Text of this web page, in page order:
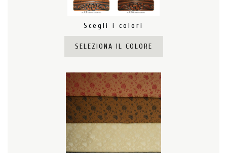
Scegli i colori
SELEZIONA IL COLORE